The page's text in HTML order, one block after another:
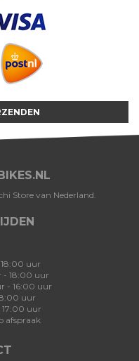
Store van Nederland.
uur
- 18:00 uur
- 16:00 uur
uur
uur
afspraak